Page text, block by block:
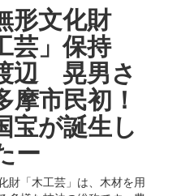
形文化財
芸」保持
晃男さ
摩市民初！
宝が誕生し
ー
財「木工芸」は、木材を用